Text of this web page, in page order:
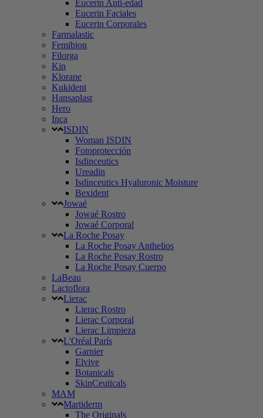
Eucerin Anti-edad
Eucerin Faciales
Eucerin Corporales
Farmalastic
Femibion
Filorga
Kin
Klorane
Kukident
Hansaplast
Hero
Inca
ISDIN
Woman ISDIN
Fotoprotección
Isdinceutics
Ureadin
Isdinceutics Hyaluronic Moisture
Bexident
Jowaé
Jowaé Rostro
Jowaé Corporal
La Roche Posay
La Roche Posay Anthelios
La Roche Posay Rostro
La Roche Posay Cuerpo
LaBeau
Lactoflora
Lierac
Lierac Rostro
Lierac Corporal
Lierac Limpieza
L'Oréal París
Garnier
Elvive
Botanicals
SkinCeuticals
MAM
Martiderm
The Originals